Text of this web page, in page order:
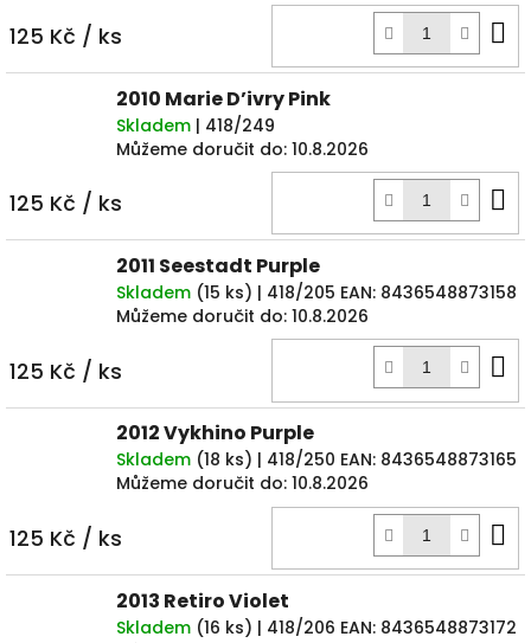
125 Kč / ks
2010 Marie D’ivry Pink
Skladem | 418/249
Můžeme doručit do: 10.8.2026
125 Kč / ks
2011 Seestadt Purple
Skladem (15 ks) | 418/205 EAN: 8436548873158
Můžeme doručit do: 10.8.2026
125 Kč / ks
2012 Vykhino Purple
Skladem (18 ks) | 418/250 EAN: 8436548873165
Můžeme doručit do: 10.8.2026
125 Kč / ks
2013 Retiro Violet
Skladem (16 ks) | 418/206 EAN: 8436548873172